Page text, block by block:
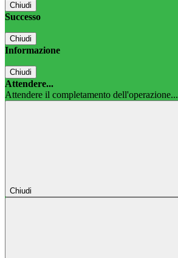
Chiudi
Successo
Chiudi
Informazione
Chiudi
Attendere...
Attendere il completamento dell'operazione...
Chiudi